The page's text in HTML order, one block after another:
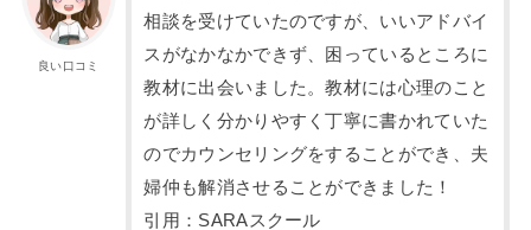
良い口コミ
相談を受けていたのですが、いいアドバイ
スがなかなかできず、困っているところに
教材に出会いました。教材には心理のこと
が詳しく分かりやすく丁寧に書かれていた
のでカウンセリングをすることができ、夫
婦仲も解消させることができました！
引用：SARAスクール